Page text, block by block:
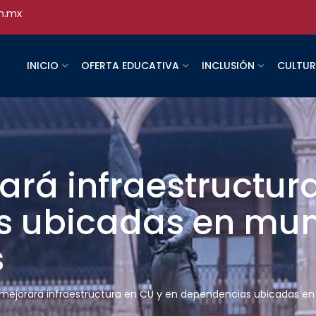
INICIO OFERTA EDUCATIVA INCLUSIÓN
ubicadas en
mejorará infraestructura en CU y en dependencias ubicadas